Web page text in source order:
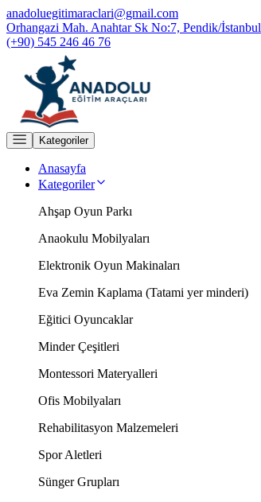
anadoluegitimaraclari@gmail.com
Orhangazi Mah. Anahtar Sk No:7, Pendik/İstanbul
(+90) 545 246 46 76
Kategoriler
Anasayfa
Kategoriler
Ahşap Oyun Parkı
Anaokulu Mobilyaları
Elektronik Oyun Makinaları
Eva Zemin Kaplama (Tatami yer minderi)
Eğitici Oyuncaklar
Minder Çeşitleri
Montessori Materyalleri
Ofis Mobilyaları
Rehabilitasyon Malzemeleri
Spor Aletleri
Sünger Grupları